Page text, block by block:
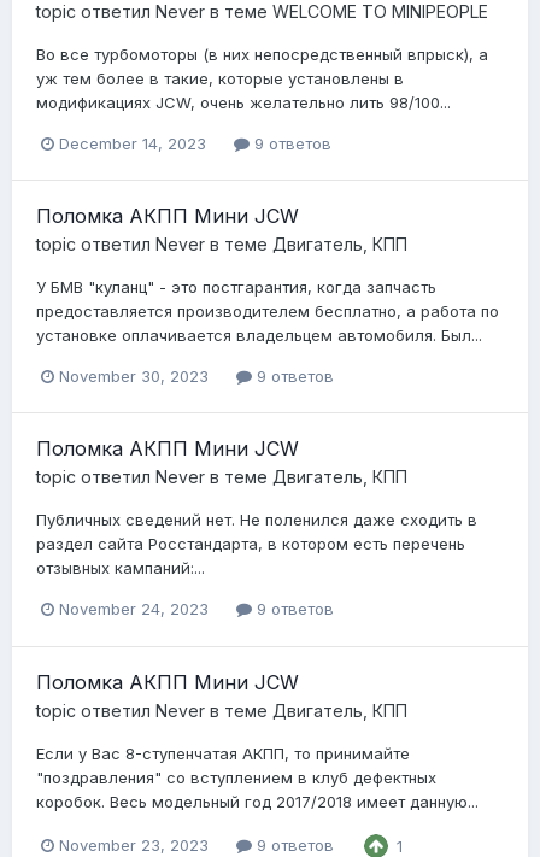
topic ответил Never в теме WELCOME TO MINIPEOPLE
Во все турбомоторы (в них непосредственный впрыск), а
уж тем более в такие, которые установлены в
модификациях JCW, очень желательно лить 98/100...
December 14, 2023 9 ответов
Поломка АКПП Мини JCW
topic ответил Never в теме Двигатель, КПП
У БМВ "куланц" - это постгарантия, когда запчасть
предоставляется производителем бесплатно, а работа по
установке оплачивается владельцем автомобиля. Был...
November 30, 2023 9 ответов
Поломка АКПП Мини JCW
topic ответил Never в теме Двигатель, КПП
Публичных сведений нет. Не поленился даже сходить в
раздел сайта Росстандарта, в котором есть перечень
отзывных кампаний:...
November 24, 2023 9 ответов
Поломка АКПП Мини JCW
topic ответил Never в теме Двигатель, КПП
Если у Вас 8-ступенчатая АКПП, то принимайте
"поздравления" со вступлением в клуб дефектных
коробок. Весь модельный год 2017/2018 имеет данную...
November 23, 2023 9 ответов 1